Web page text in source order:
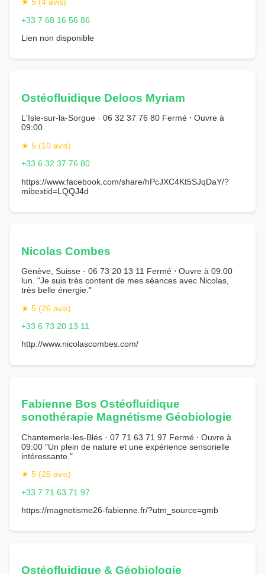
★ 5 (4 avis)
+33 7 68 16 56 86
Lien non disponible
Ostéofluidique Deloos Myriam
L'Isle-sur-la-Sorgue · 06 32 37 76 80 Fermé ⋅ Ouvre à
09:00
★ 5 (10 avis)
+33 6 32 37 76 80
https://www.facebook.com/share/hPcJXC4Kt5SJqDaY/?
mibextid=LQQJ4d
Nicolas Combes
Genève, Suisse · 06 73 20 13 11 Fermé ⋅ Ouvre à 09:00
lun. "Je suis très content de mes séances avec Nicolas,
très belle énergie."
★ 5 (26 avis)
+33 6 73 20 13 11
http://www.nicolascombes.com/
Fabienne Bos Ostéofluidique
sonothérapie Magnétisme Géobiologie
Chantemerle-les-Blés · 07 71 63 71 97 Fermé ⋅ Ouvre à
09:00 "Un plein de nature et une expérience sensorielle
intéressante."
★ 5 (25 avis)
+33 7 71 63 71 97
https://magnetisme26-fabienne.fr/?utm_source=gmb
Ostéofluidique & Géobiologie